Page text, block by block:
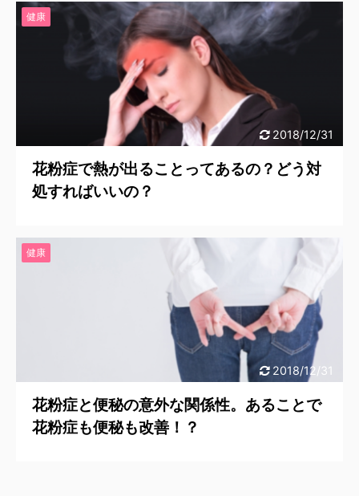
2018/12/31
健康
花粉症で熱が出ることってあるの？どう対
処すればいいの？
2018/12/31
健康
花粉症と便秘の意外な関係性。あることで
花粉症も便秘も改善！？